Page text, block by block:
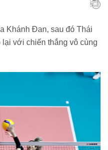
Khánh Đan, sau đó Thái
lại với chiến thắng vô cùng